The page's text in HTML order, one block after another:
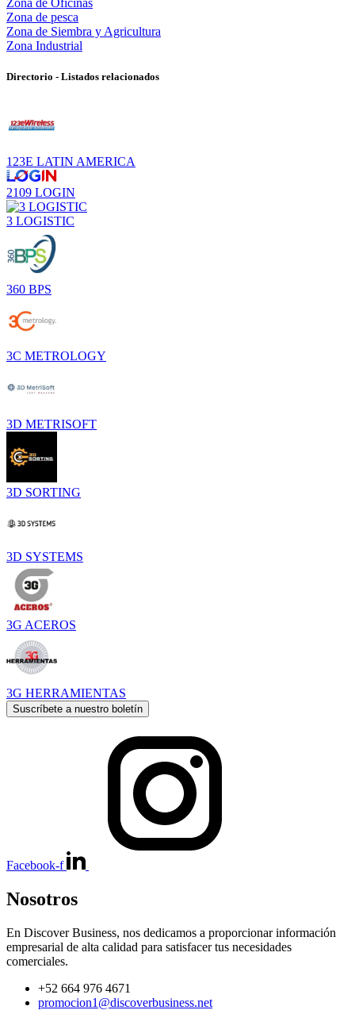
Zona de pesca
Zona de Siembra y Agricultura
Zona Industrial
Directorio - Listados relacionados
123E LATIN AMERICA
2109 LOGIN
3 LOGISTIC
360 BPS
3C METROLOGY
3D METRISOFT
3D SORTING
3D SYSTEMS
3G ACEROS
3G HERRAMIENTAS
Suscríbete a nuestro boletín
Facebook-f
Nosotros
En Discover Business, nos dedicamos a proporcionar información
empresarial de alta calidad para satisfacer tus necesidades
comerciales.
+52 664 976 4671
promocion1@discoverbusiness.net